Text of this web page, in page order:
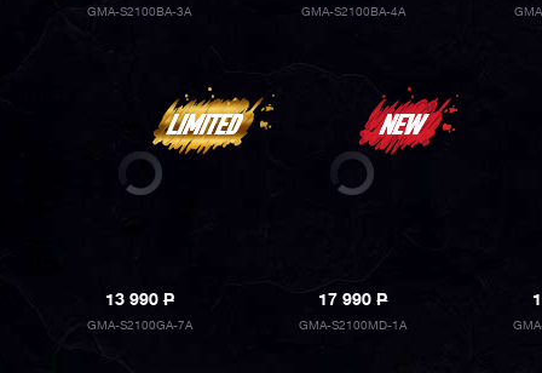
GMA-S2100BA-3A GMA-S2100BA-4A
13 990P
GMA-S2100GA-7A
17 990P
GMA-S2100MD-1A